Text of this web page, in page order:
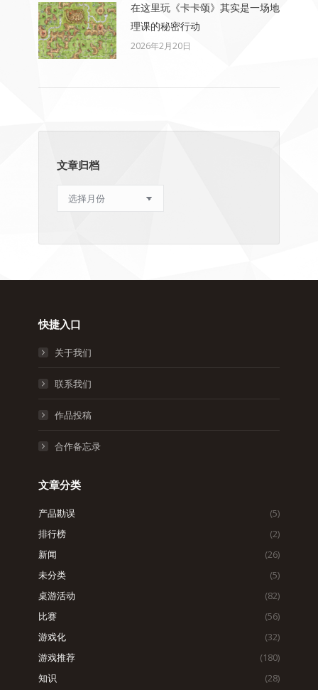
在这里玩《卡卡颂》其实是一场地
理课的秘密行动
2026年2月20日
文章归档
章
档
快捷入口
关于我们
联系我们
作品投稿
合作备忘录
文章分类
产品勘误
(5)
排行榜
(2)
新闻
(26)
未分类
(5)
桌游活动
(82)
比赛
(56)
游戏化
(32)
游戏推荐
(180)
知识
(28)